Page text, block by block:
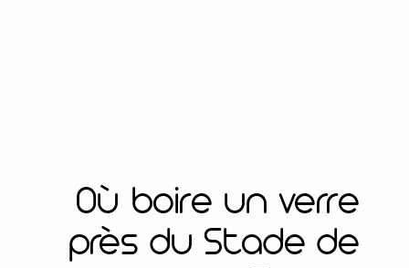
Où boire un verre
près du Stade de